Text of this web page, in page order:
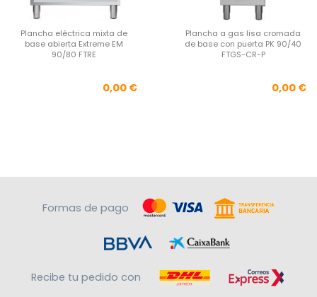
Plancha eléctrica mixta de
base abierta Extreme EM
90/80 FTRE
Precio
0,00 €
Plancha a gas lisa cromada
de base con puerta PK 90/40
FTGS-CR-P
0,00 €
Formas de pago
Recibe tu pedido con